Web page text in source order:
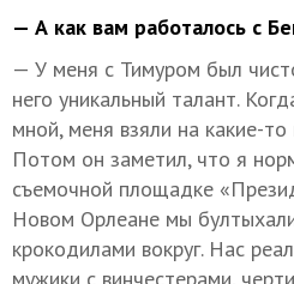
— А как вам работалось с
— У меня с Тимуром был
него уникальный талант.
мной, меня взяли на какие-
Потом он заметил, что я
съемочной площадке
Новом Орлеане мы
крокодилами вокруг. Нас
мужики с винчестерами,